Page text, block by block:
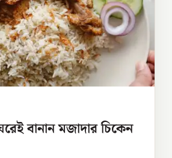
বানান মজাদার চিকেন